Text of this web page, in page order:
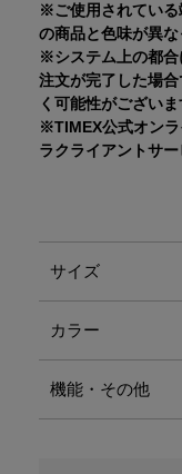
※ご使用されている
の商品と色味が異な
※システム上の都合
注文が完了した場
く可能性がござい
※TIMEX公式オンラ
ラクライアントサ
サイズ
カラー
機能・その他